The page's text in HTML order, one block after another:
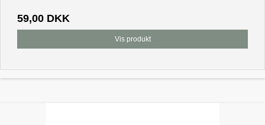
59,00 DKK
Vis produkt